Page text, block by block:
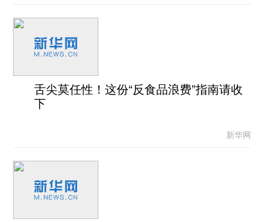
舌尖莫任性！这份“反食品浪费”指南请收
下
新华网